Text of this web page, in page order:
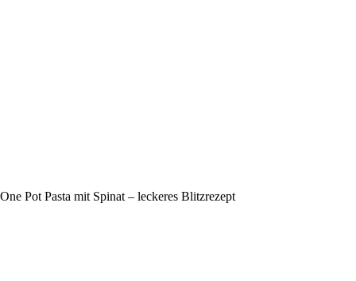
One Pot Pasta mit Spinat – leckeres Blitzrezept